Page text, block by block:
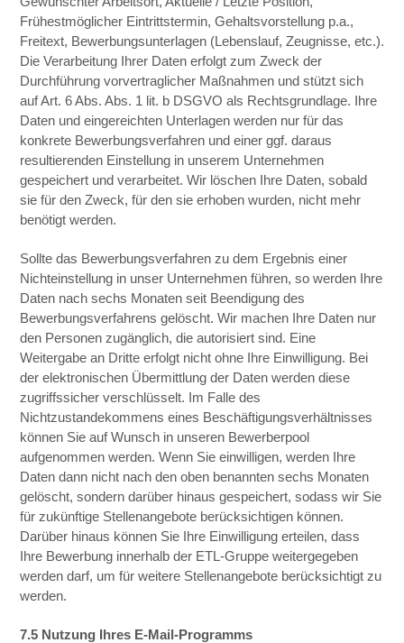
Frühestmöglicher Eintrittstermin, Gehaltsvorstellung p.a.,
Freitext, Bewerbungsunterlagen (Lebenslauf, Zeugnisse, etc.).
Die Verarbeitung Ihrer Daten erfolgt zum Zweck der
Durchführung vorvertraglicher Maßnahmen und stützt sich
auf Art. 6 Abs. Abs. 1 lit. b DSGVO als Rechtsgrundlage. Ihre
Daten und eingereichten Unterlagen werden nur für das
konkrete Bewerbungsverfahren und einer ggf. daraus
resultierenden Einstellung in unserem Unternehmen
gespeichert und verarbeitet. Wir löschen Ihre Daten, sobald
sie für den Zweck, für den sie erhoben wurden, nicht mehr
benötigt werden.
Sollte das Bewerbungsverfahren zu dem Ergebnis einer
Nichteinstellung in unser Unternehmen führen, so werden Ihre
Daten nach sechs Monaten seit Beendigung des
Bewerbungsverfahrens gelöscht. Wir machen Ihre Daten nur
den Personen zugänglich, die autorisiert sind. Eine
Weitergabe an Dritte erfolgt nicht ohne Ihre Einwilligung. Bei
der elektronischen Übermittlung der Daten werden diese
zugriffssicher verschlüsselt. Im Falle des
Nichtzustandekommens eines Beschäftigungsverhältnisses
können Sie auf Wunsch in unseren Bewerberpool
aufgenommen werden. Wenn Sie einwilligen, werden Ihre
Daten dann nicht nach den oben benannten sechs Monaten
gelöscht, sondern darüber hinaus gespeichert, sodass wir Sie
für zukünftige Stellenangebote berücksichtigen können.
Darüber hinaus können Sie Ihre Einwilligung erteilen, dass
Ihre Bewerbung innerhalb der ETL-Gruppe weitergegeben
werden darf, um für weitere Stellenangebote berücksichtigt zu
werden.
7.5 Nutzung Ihres E-Mail-Programms